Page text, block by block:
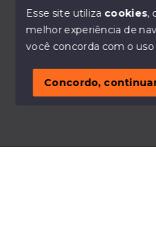
Olá!
© Copyright 2026 -
SITE PARA IMOBILIARIA
Esse site utiliza cookies,
melhor experiência de
você concorda com o uso
Concordo,